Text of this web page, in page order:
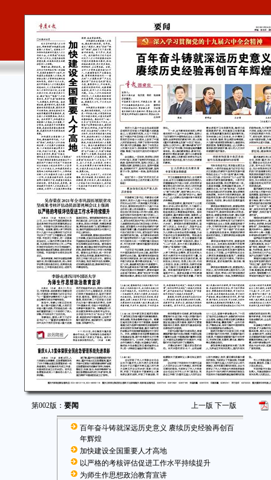
第002版： 要闻 上一版 下一版
百年奋斗铸就深远历史意义 赓续历史经验再创百
年辉煌
加快建设全国重要人才高地
以严格的考核评估促进工作水平持续提升
为师生作思想政治教育宣讲